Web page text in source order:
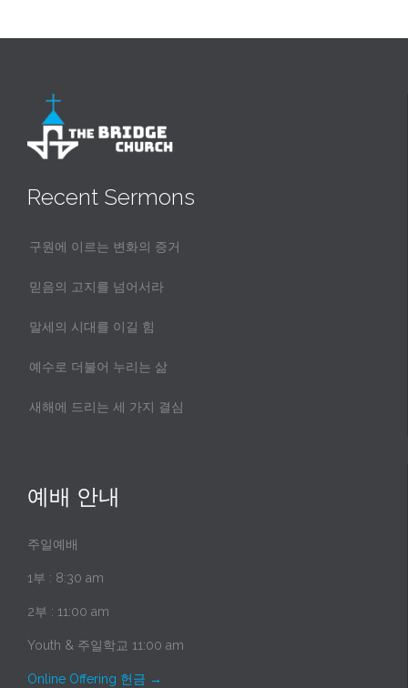
Recent Sermons
구원에 이르는 변화의 증거
믿음의 고지를 넘어서라
말세의 시대를 이길 힘
예수로 더불어 누리는 삶
새해에 드리는 세 가지 결심
예배 안내
주일예배
1부 : 8:30 am
2부 : 11:00 am
Youth & 주일학교 11:00 am
Online Offering 헌금 →